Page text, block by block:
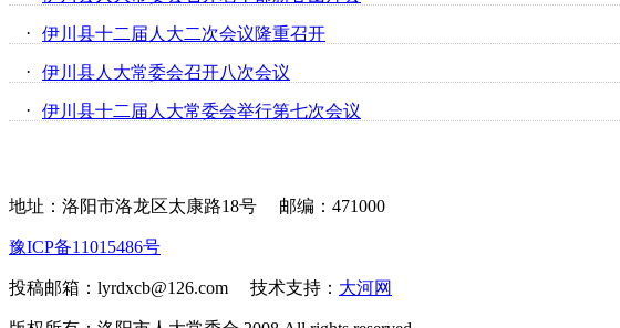
· 伊川县十二届人大二次会议隆重召开
· 伊川县人大常委会召开八次会议
· 伊川县十二届人大常委会举行第七次会议
地址：洛阳市洛龙区太康路18号 邮编：471000
豫ICP备11015486号
投稿邮箱：lyrdxcb@126.com 技术支持： 大河网